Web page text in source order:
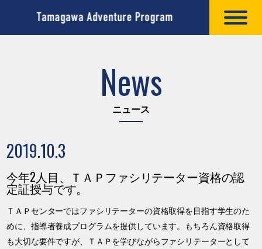
News
ニュース
2019.10.3
今年2人目、ＴＡＰファシリテーター資格の認
定証授与です。
ＴＡＰセンターではファシリテーターの資格取得を目指す学生のた
めに、指導者養成プログラムを提供しています。もちろん資格取得
も大切な要件ですが、ＴＡＰを学びながらファシリテーターとして